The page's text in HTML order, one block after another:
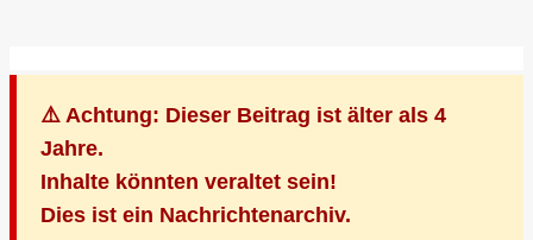
⚠️ Achtung: Dieser Beitrag ist älter als 4
Jahre.
Inhalte könnten veraltet sein!
Dies ist ein Nachrichtenarchiv.